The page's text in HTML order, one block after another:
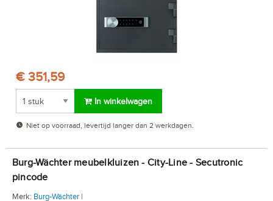
€ 351,59
In winkelwagen
Niet op voorraad, levertijd langer dan 2 werkdagen.
Burg-Wächter meubelkluizen - City-Line - Secutronic
pincode
Merk: Burg-Wächter |